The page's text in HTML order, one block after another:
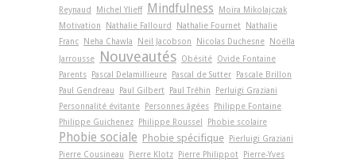
Reynaud
Michel Ylieff Mindfulness
Moïra Mikolajczak
Motivation
Nathalie Fallourd Nathalie Fournet
Nathalie
Franc
Neha Chawla Neil Jacobson Nicolas Duchesne
Noëlla
Jarrousse
Nouveautés Obésité Ovide Fontaine
Parents
Pascal Delamillieure Pascal de Sutter
Pascale Brillon
Paul Gendreau
Paul Gilbert Paul Tréhin
Perluigi Graziani
Personnalité évitante
Personnes âgées
Philippe Fontaine
Philippe Guichenez
Philippe Roussel Phobie scolaire
Phobie sociale Phobie spécifique
Pierluigi Graziani
Pierre Cousineau
Pierre Klotz Pierre Philippot
Pierre-Yves